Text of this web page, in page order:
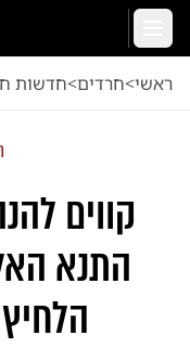
דלג לתוכן הראשי
ראשי<חרדים<חדשות
קווים
התנא